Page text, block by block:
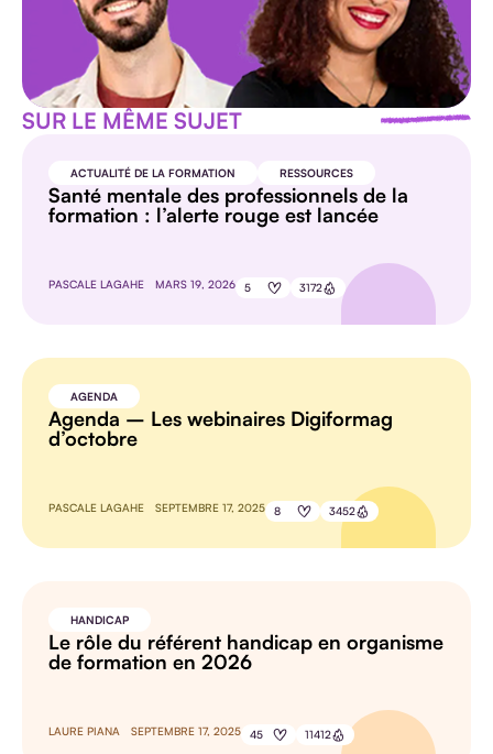
SUR LE MÊME SUJET
ACTUALITÉ DE LA FORMATION RESSOURCES
Santé mentale des professionnels de la
formation : l’alerte rouge est lancée
PASCALE LAGAHE MARS 19, 2026 5 3172
AGENDA
Agenda – Les webinaires Digiformag
d’octobre
PASCALE LAGAHE SEPTEMBRE 17, 2025 8 3452
HANDICAP
Le rôle du référent handicap en organisme
de formation en 2026
LAURE PIANA SEPTEMBRE 17, 2025 45 11412